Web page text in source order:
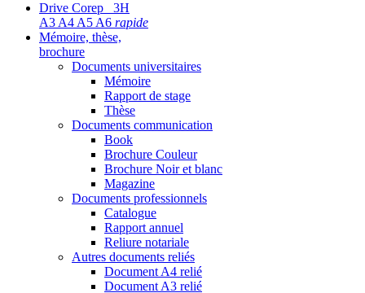
Drive Corep 3H
A3 A4 A5 A6 rapide
Mémoire, thèse,
brochure
Documents universitaires
Mémoire
Rapport de stage
Thèse
Documents communication
Book
Brochure Couleur
Brochure Noir et blanc
Magazine
Documents professionnels
Catalogue
Rapport annuel
Reliure notariale
Autres documents reliés
Document A4 relié
Document A3 relié